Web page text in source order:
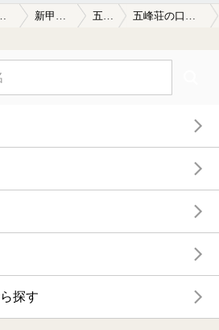
辺 新甲子温泉 五峰荘 五峰荘の口コミ一覧
探す